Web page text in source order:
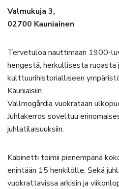
Valmukuja 3,
02700 Kauniainen
Tervetuloa nauttimaan 1900-
hengestä, herkullisesta
kulttuurihistorialliseen
Kauniaisiin.
Vallmogårdia vuokrataan
Juhlakerros soveltuu
juhlatilaisuuksiin.
Kabinetti toimii pienempänä
enintään 15 henkilölle. Sekä
vuokrattavissa arkisin ja